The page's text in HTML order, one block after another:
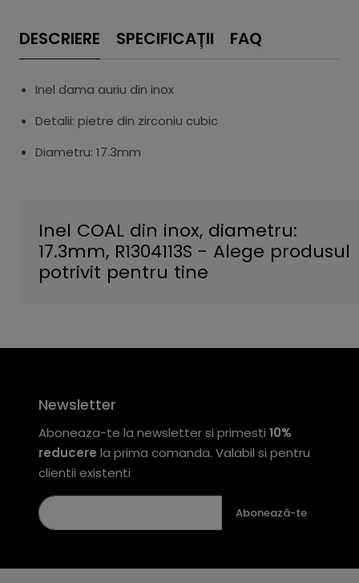
DESCRIERE SPECIFICAȚII FAQ
Inel dama auriu din inox
Detalii: pietre din zirconiu cubic
Diametru: 17.3mm
Inel COAL din inox, diametru:
17.3mm, R1304113S - Alege produsul
potrivit pentru tine
Newsletter
Aboneaza-te la newsletter si primesti 10%
reducere la prima comanda. Valabil si pentru
clientii existenti
Abonează-te